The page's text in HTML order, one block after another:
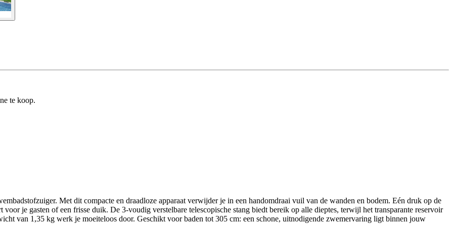
te koop.
Met dit compacte en draadloze apparaat verwijder je in een handomdraai vuil van de wanden en bodem. Eén druk op de
je gasten of een frisse duik. De 3-voudig verstelbare telescopische stang biedt bereik op alle dieptes, terwijl het transparante reservoir
van 1,35 kg werk je moeiteloos door. Geschikt voor baden tot 305 cm: een schone, uitnodigende zwemervaring ligt binnen jouw